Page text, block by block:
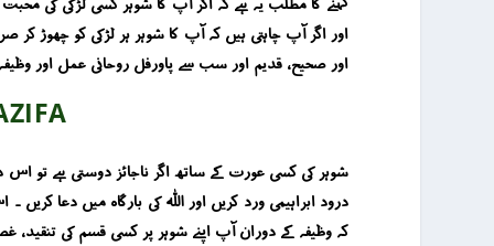
اور اگر آپ چاہتی ہیں کہ آپ کا شوہر ہر لڑکی کو
اور صحیح ، قدیم اور سب سے پاورفل روحانی عمل اور
کہ وظیفہ کے دوران آپ اپنے شوہر پر کسی قسم کی تنقید ،